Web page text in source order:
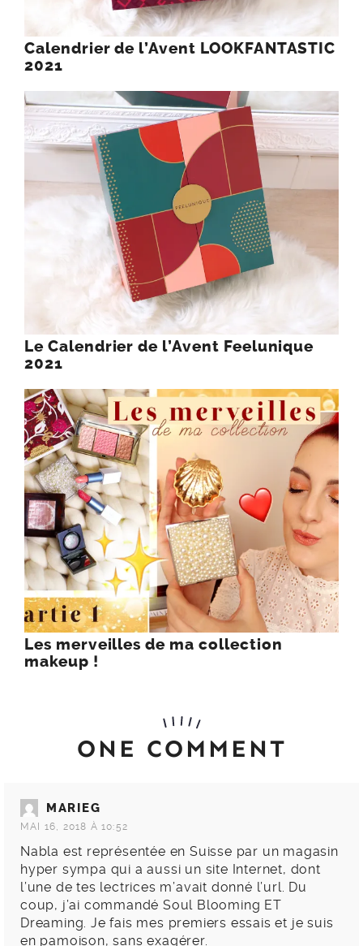
Calendrier de l’Avent LOOKFANTASTIC
2021
Le Calendrier de l’Avent Feelunique
2021
Les merveilles de ma collection
makeup !
ONE COMMENT
MARIEG
MAI 16, 2018 À 10:52
Nabla est représentée en Suisse par un magasin
hyper sympa qui a aussi un site Internet, dont
l’une de tes lectrices m’avait donné l’url. Du
coup, j’ai commandé Soul Blooming ET
Dreaming. Je fais mes premiers essais et je suis
en pamoison, sans exagérer.